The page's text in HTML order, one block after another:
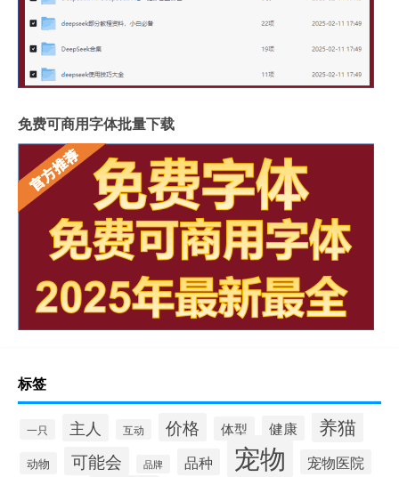
免费可商用字体批量下载
标签
一只 主人 互动 价格 体型 健康 养猫
动物 可能会 品牌 品种 宠物 宠物医院